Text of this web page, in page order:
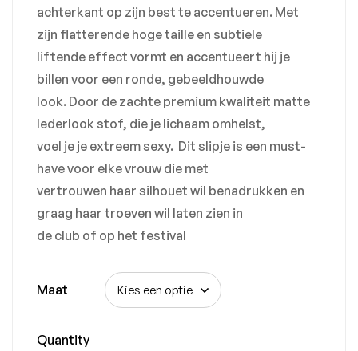
achterkant op zijn best te accentueren. Met
zijn flatterende hoge taille en subtiele
liftende effect vormt en accentueert hij je
billen voor een ronde, gebeeldhouwde
look. Door de zachte premium kwaliteit matte
lederlook stof, die je lichaam omhelst,
voel je je extreem sexy. Dit slipje is een must-
have voor elke vrouw die met
vertrouwen haar silhouet wil benadrukken en
graag haar troeven wil laten zien in
de club of op het festival
Maat
Quantity